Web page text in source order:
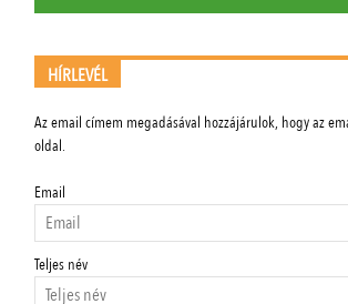
HÍRLEVÉL
Az email címem megadásával hozzájárulok, hogy az
oldal.
Email
Teljes név